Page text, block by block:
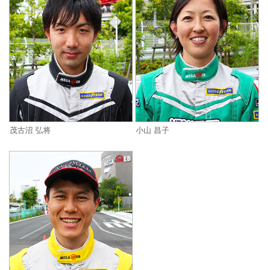
茂古沼 弘将 小山 昌子